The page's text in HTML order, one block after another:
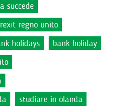
succede
regno unito
holidays
bank holiday
studiare in olanda